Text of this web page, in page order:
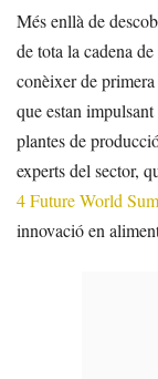
Més enllà de
de tota la cadena
conèixer de primera
que estan
plantes de
experts del sector,
4 Future World
innovació en